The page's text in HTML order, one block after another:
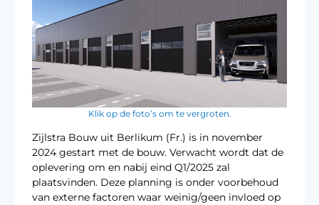
Klik op de foto’s om te vergroten.
Zijlstra Bouw uit Berlikum (Fr.) is in november
2024 gestart met de bouw. Verwacht wordt dat de
oplevering om en nabij eind Q1/2025 zal
plaatsvinden. Deze planning is onder voorbehoud
van externe factoren waar weinig/geen invloed op